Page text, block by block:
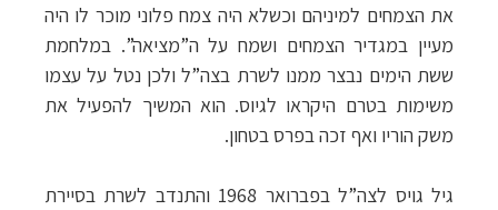
את הצמחים למיניהם וכשלא היה צמח פלוני מוכר לו היה
מעיין במגדיר הצמחים ושמח על ה”מציאה”. במלחמת
ששת הימים נבצר ממנו לשרת בצה”ל ולכן נטל על עצמו
משימות בטרם היקראו לגיוס. הוא המשיך להפעיל את
משק הוריו ואף זכה בפרס בטחון.
גיל גויס לצה”ל בפברואר 1968 והתנדב לשרת בסיירת